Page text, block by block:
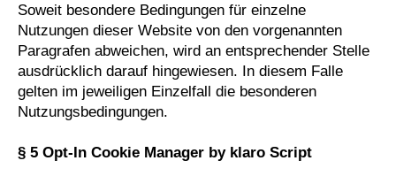
Soweit besondere Bedingungen für einzelne
Nutzungen dieser Website von den vorgenannten
Paragrafen abweichen, wird an entsprechender Stelle
ausdrücklich darauf hingewiesen. In diesem Falle
gelten im jeweiligen Einzelfall die besonderen
Nutzungsbedingungen.
§ 5 Opt-In Cookie Manager by klaro Script